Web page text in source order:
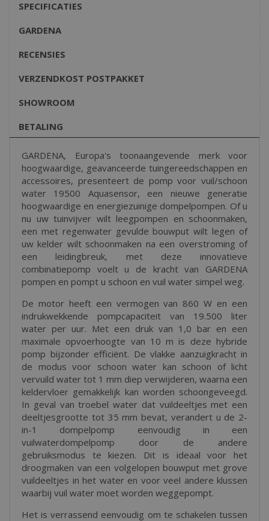
SPECIFICATIES
GARDENA
RECENSIES
VERZENDKOST POSTPAKKET
SHOWROOM
BETALING
GARDENA, Europa's toonaangevende merk voor
hoogwaardige, geavanceerde tuingereedschappen en
accessoires, presenteert de pomp voor vuil/schoon
water 19500 Aquasensor, een nieuwe generatie
hoogwaardige en energiezuinige dompelpompen. Of u
nu uw tuinvijver wilt leegpompen en schoonmaken,
een met regenwater gevulde bouwput wilt legen of
uw kelder wilt schoonmaken na een overstroming of
een leidingbreuk, met deze innovatieve
combinatiepomp voelt u de kracht van GARDENA
pompen en pompt u schoon en vuil water simpel weg.
De motor heeft een vermogen van 860 W en een
indrukwekkende pompcapaciteit van 19.500 liter
water per uur. Met een druk van 1,0 bar en een
maximale opvoerhoogte van 10 m is deze hybride
pomp bijzonder efficiënt. De vlakke aanzuigkracht in
de modus voor schoon water kan schoon of licht
vervuild water tot 1 mm diep verwijderen, waarna een
keldervloer gemakkelijk kan worden schoongeveegd.
In geval van troebel water dat vuildeeltjes met een
deeltjesgrootte tot 35 mm bevat, verandert u de 2-
in-1 dompelpomp eenvoudig in een
vuilwaterdompelpomp door de andere
gebruiksmodus te kiezen. Dit is ideaal voor het
droogmaken van een volgelopen bouwput met grove
vuildeeltjes in het water en voor veel andere klussen
waarbij vuil water moet worden weggepompt.
Het is verrassend eenvoudig om te schakelen tussen